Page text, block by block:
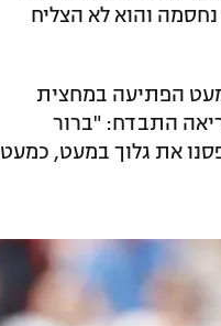
והוא לא הצליח
חזרה מרגש לליגה הבכירה אחרי 47 שנה, כמעט הפתיעה במחצית
התבדח: "ברור
את גלוך במעט, כמעט